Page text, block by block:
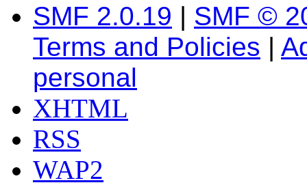
SMF 2.0.19 | SMF ©
Terms and Policies |
personal
XHTML
RSS
WAP2